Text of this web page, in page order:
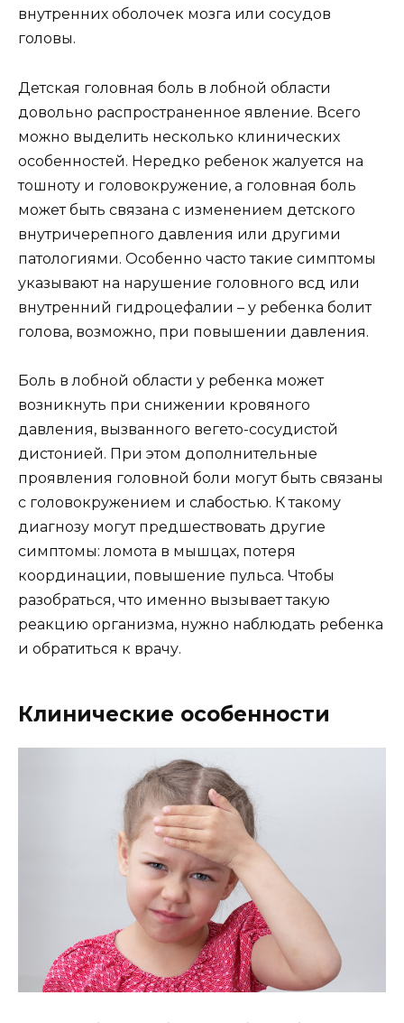
внутренних оболочек мозга или сосудов
головы.
Детская головная боль в лобной области
довольно распространенное явление. Всего
можно выделить несколько клинических
особенностей. Нередко ребенок жалуется на
тошноту и головокружение, а головная боль
может быть связана с изменением детского
внутричерепного давления или другими
патологиями. Особенно часто такие симптомы
указывают на нарушение головного всд или
внутренний гидроцефалии – у ребенка болит
голова, возможно, при повышении давления.
Боль в лобной области у ребенка может
возникнуть при снижении кровяного
давления, вызванного вегето-сосудистой
дистонией. При этом дополнительные
проявления головной боли могут быть связаны
с головокружением и слабостью. К такому
диагнозу могут предшествовать другие
симптомы: ломота в мышцах, потеря
координации, повышение пульса. Чтобы
разобраться, что именно вызывает такую
реакцию организма, нужно наблюдать ребенка
и обратиться к врачу.
Клинические особенности